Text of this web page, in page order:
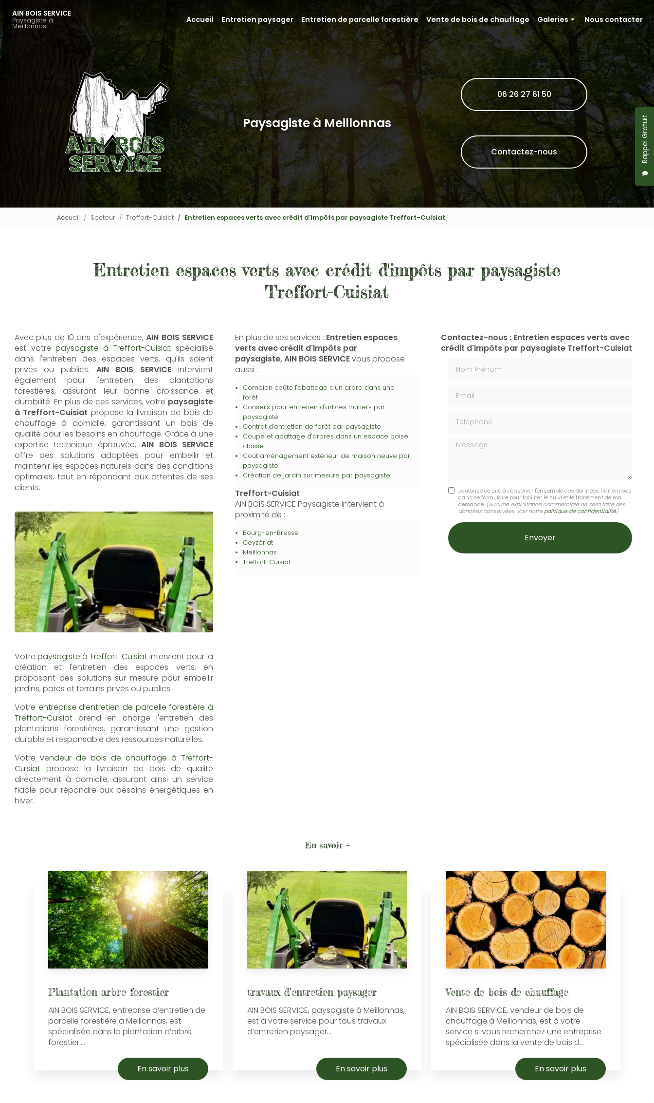
au
contenu
principal
AIN BOIS SERVICE
Paysagiste à
Meillonnas
Rappel Gratuit
Navigation principale Accueil Entretien paysager Entretien de parcelle forestière Vente de bois de chauffage Galeries
Entretien paysager
Entretien de parcelle forestière
Vente de bois de chauffage
Nous contacter
Paysagiste à Meillonnas
06 26 27 61 50
Contactez-nous
Accueil Secteur Treffort-Cuisiat Entretien espaces verts avec crédit d'impôts par paysagiste Treffort-Cuisiat
Entretien espaces verts avec crédit d'impôts par paysagiste
Treffort-Cuisiat
Avec plus de 10 ans d'expérience,AIN BOIS SERVICE
est votrepaysagiste à Treffort-Cuisiat spécialisé
dans l'entretien des espaces verts, qu'ils soient
privés ou publics. AIN BOIS SERVICE intervient
également pour l'entretien des plantations
forestières, assurant leur bonne croissance et
durabilité. En plus de ces services, votre paysagiste
à Treffort-Cuisiat propose la livraison de bois de
chauffage à domicile, garantissant un bois de
qualité pour les besoins en chauffage. Grâce à une
expertise technique éprouvée,AIN BOIS SERVICE
offre des solutions adaptées pour embellir et
maintenir les espaces naturels dans des conditions
optimales, tout en répondant aux attentes de ses
clients.
Votre paysagiste à Treffort-Cuisiatintervient pour la
création et l'entretien des espaces verts, en
proposant des solutions sur mesure pour embellir
jardins, parcs et terrains privés ou publics.
Votre entreprise d’entretien de parcelle forestière à
Treffort-Cuisiat prend en charge l'entretien des
plantations forestières, garantissant une gestion
durable et responsable des ressources naturelles.
Votre vendeur de bois de chauffage à Treffort-
Cuisiat propose la livraison de bois de qualité
directement à domicile, assurant ainsi un service
fiable pour répondre aux besoins énergétiques en
hiver.
En plus de ses services : Entretien espaces
verts avec crédit d'impôts par
paysagiste, AIN BOIS SERVICEvous propose
aussi :
Combien coûte l'abattage d'un arbre dans une
forêt
Conseils pour entretien d'arbres fruitiers par
paysagiste
Contrat d'entretien de forêt par paysagiste
Coupe et abattage d'arbres dans un espace boisé
classé
Coût aménagement extérieur de maison neuve par
paysagiste
Création de jardin sur mesure par paysagiste
Treffort-Cuisiat
AIN BOIS SERVICE Paysagiste intervient à
proximité de :
Bourg-en-Bresse
Ceyzériat
Meillonnas
Treffort-Cuisiat
Contactez-nous : Entretien espaces verts avec
crédit d'impôts par paysagiste Treffort-Cuisiat
Message
J'autorise ce site à conserver l'ensemble des données transmises
dans ce formulaire pour faciliter le suivi et le traitement de ma
demande. (Aucune exploitation commerciale ne sera faite des
données conservées. Voir notre politique de confidentialité)
En savoir +
Plantation arbre forestier
AIN BOIS SERVICE, entreprise d’entretien de
parcelle forestière à Meillonnas, est
spécialisée dans la plantation d’arbre
forestier....
En savoir plus
travaux d’entretien paysager
AIN BOIS SERVICE, paysagiste à Meillonnas,
est à votre service pour tous travaux
d’entretien paysager....
En savoir plus
Vente de bois de chauffage
AIN BOIS SERVICE, vendeur de bois de
chauffage à Meillonnas, est à votre
service si vous recherchez une entreprise
spécialisée dans la vente de bois d...
En savoir plus